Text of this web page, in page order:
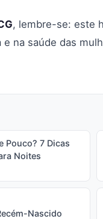
, lembre-se: este
na saúde das
Pouco? 7 Dicas
Noites
Nascido